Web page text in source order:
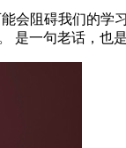
阻碍我们的
是一句老话，也